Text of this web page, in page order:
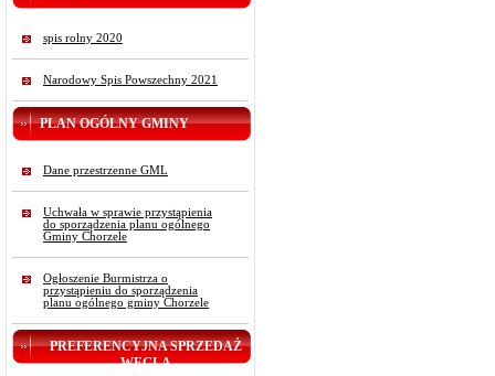
spis rolny 2020
Narodowy Spis Powszechny 2021
PLAN OGÓLNY GMINY
Dane przestrzenne GML
Uchwała w sprawie przystąpienia
do sporządzenia planu ogólnego
Gminy Chorzele
Ogłoszenie Burmistrza o
przystąpieniu do sporządzenia
planu ogólnego gminy Chorzele
PREFERENCYJNA SPRZEDAŻ
WĘGLA